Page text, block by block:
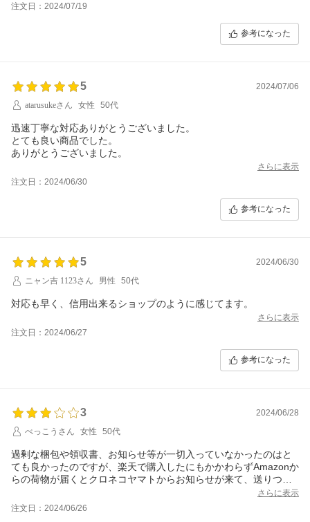
注文日：2024/07/19
参考になった
5
2024/07/06
atarusukeさん
女性 50代
迅速丁寧な対応ありがとうございました。
とても良い商品でした。
ありがとうございました。
さらに表示
注文日：2024/06/30
参考になった
5
2024/06/30
ニャン吉 1123さん
男性 50代
対応も早く、信用出来るショップのように感じてます。
さらに表示
注文日：2024/06/27
参考になった
3
2024/06/28
べっこうさん
女性 50代
過剰な梱包や領収書、お知らせ等が一切入っていなかったのはと
ても良かったのですが、楽天で購入したにもかかわらずAmazonか
らの荷物が届くとクロネコヤマトからお知らせが来て、送りつけ
詐欺かと思いとても心配しました。Amazonに確認をしたところ、
Amazonからではないが、他のサイトで購入した物である可能性も
さらに表示
注文日：2024/06/26